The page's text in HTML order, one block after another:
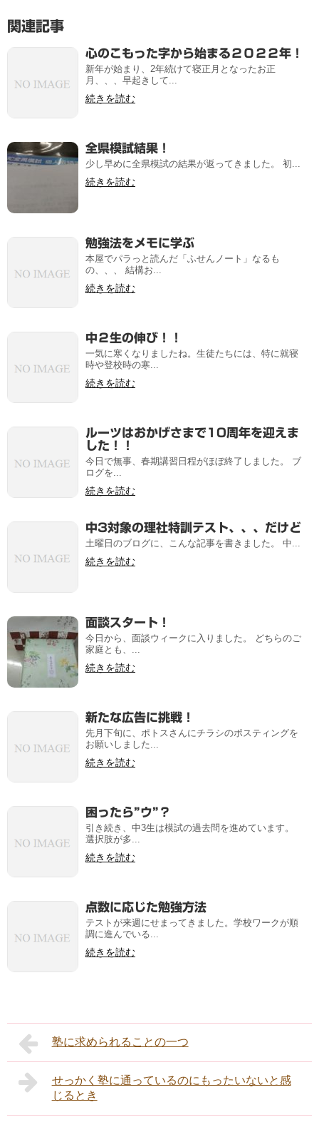
関連記事
心のこもった字から始まる２０２２年！
新年が始まり、2年続けて寝正月となったお正
月、、、早起きして...
続きを読む
全県模試結果！
少し早めに全県模試の結果が返ってきました。 初...
続きを読む
勉強法をメモに学ぶ
本屋でパラっと読んだ「ふせんノート」なるも
の、、、 結構お...
続きを読む
中２生の伸び！！
一気に寒くなりましたね。生徒たちには、特に就寝
時や登校時の寒...
続きを読む
ルーツはおかげさまで10周年を迎えま
した！！
今日で無事、春期講習日程がほぼ終了しました。 ブ
ログを...
続きを読む
中3対象の理社特訓テスト、、、だけど
土曜日のブログに、こんな記事を書きました。 中...
続きを読む
面談スタート！
今日から、面談ウィークに入りました。 どちらのご
家庭とも、...
続きを読む
新たな広告に挑戦！
先月下旬に、ポトスさんにチラシのポスティングを
お願いしました...
続きを読む
困ったら”ウ”？
引き続き、中3生は模試の過去問を進めています。
選択肢が多...
続きを読む
点数に応じた勉強方法
テストが来週にせまってきました。学校ワークが順
調に進んでいる...
続きを読む
塾に求められることの一つ
せっかく塾に通っているのにもったいないと感
じるとき